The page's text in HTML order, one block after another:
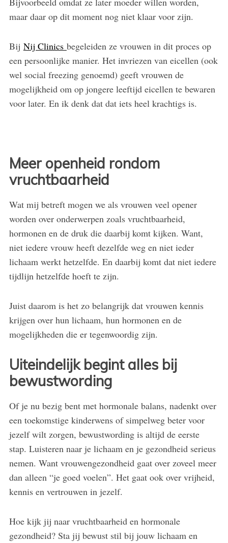
maar daar op dit moment nog niet klaar voor zijn.
Bij Nij Clinics begeleiden ze vrouwen in dit proces op
een persoonlijke manier. Het invriezen van eicellen (ook
wel social freezing genoemd) geeft vrouwen de
mogelijkheid om op jongere leeftijd eicellen te bewaren
voor later. En ik denk dat dat iets heel krachtigs is.
Meer openheid rondom
vruchtbaarheid
Wat mij betreft mogen we als vrouwen veel opener
worden over onderwerpen zoals vruchtbaarheid,
hormonen en de druk die daarbij komt kijken. Want,
niet iedere vrouw heeft dezelfde weg en niet ieder
lichaam werkt hetzelfde. En daarbij komt dat niet iedere
tijdlijn hetzelfde hoeft te zijn.
Juist daarom is het zo belangrijk dat vrouwen kennis
krijgen over hun lichaam, hun hormonen en de
mogelijkheden die er tegenwoordig zijn.
Uiteindelijk begint alles bij
bewustwording
Of je nu bezig bent met hormonale balans, nadenkt over
een toekomstige kinderwens of simpelweg beter voor
jezelf wilt zorgen, bewustwording is altijd de eerste
stap. Luisteren naar je lichaam en je gezondheid serieus
nemen. Want vrouwengezondheid gaat over zoveel meer
dan alleen “je goed voelen”. Het gaat ook over vrijheid,
kennis en vertrouwen in jezelf.
Hoe kijk jij naar vruchtbaarheid en hormonale
gezondheid? Sta jij bewust stil bij jouw lichaam en